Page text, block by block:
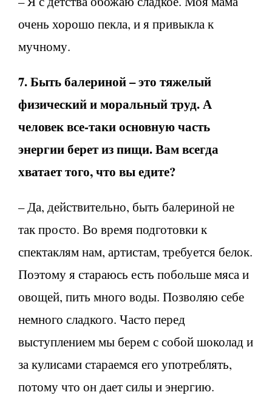
очень хорошо пекла, и я привыкла к
мучному.
7. Быть балериной – это тяжелый
физический и моральный труд. А
человек все-таки основную часть
энергии берет из пищи. Вам всегда
хватает того, что вы едите?
– Да, действительно, быть балериной не
так просто. Во время подготовки к
спектаклям нам, артистам, требуется белок.
Поэтому я стараюсь есть побольше мяса и
овощей, пить много воды. Позволяю себе
немного сладкого. Часто перед
выступлением мы берем с собой шоколад и
за кулисами стараемся его употреблять,
потому что он дает силы и энергию.